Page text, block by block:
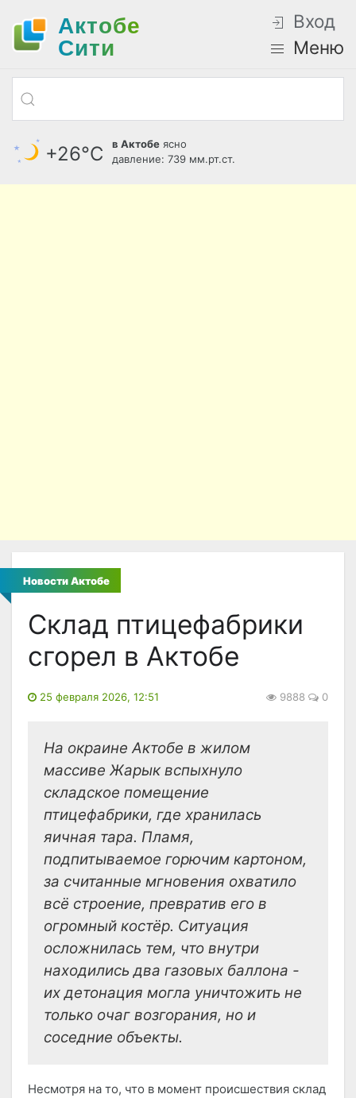
Актобе
Cити
Вход
Меню
+26°С в Актобе ясно
давление: 739 мм.рт.ст.
Новости Актобе
Склад птицефабрики
сгорел в Актобе
25 февраля 2026, 12:51 9888 0
На окраине Актобе в жилом
массиве Жарык вспыхнуло
складское помещение
птицефабрики, где хранилась
яичная тара. Пламя,
подпитываемое горючим картоном,
за считанные мгновения охватило
всё строение, превратив его в
огромный костёр. Ситуация
осложнилась тем, что внутри
находились два газовых баллона -
их детонация могла уничтожить не
только очаг возгорания, но и
соседние объекты.
Несмотря на то, что в момент происшествия склад